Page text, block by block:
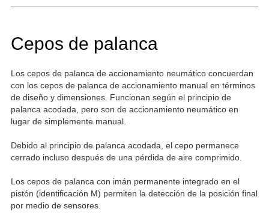
Cepos de palanca
Los cepos de palanca de accionamiento neumático concuerdan
con los cepos de palanca de accionamiento manual en términos
de diseño y dimensiones. Funcionan según el principio de
palanca acodada, pero son de accionamiento neumático en
lugar de simplemente manual.
Debido al principio de palanca acodada, el cepo permanece
cerrado incluso después de una pérdida de aire comprimido.
Los cepos de palanca con imán permanente integrado en el
pistón (identificación M) permiten la detección de la posición final
por medio de sensores.